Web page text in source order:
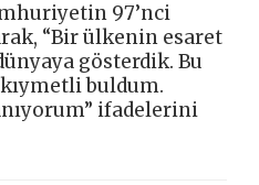
97’nci
“Bir ülkenin esaret
gösterdik. Bu
buldum.
ifadelerini